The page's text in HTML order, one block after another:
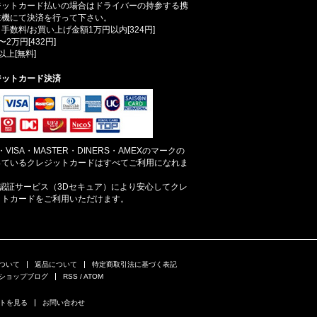
トカード払いの場合はドライバーの持参する携
にて決済を行って下さい。
数料/お買い上げ金額1万円以内[324円]
2万円[432円]
上[無料]
トカード決済
VISA・MASTER・DINERS・AMEXのマークの
いるクレジットカードはすべてご利用になれま
証サービス（3Dセキュア）により安心してクレ
カードをご利用いただけます。
いて 返品について
特定商取引法に基づく表記
ョップブログ
RSS /ATOM
を見る お問い合わせ